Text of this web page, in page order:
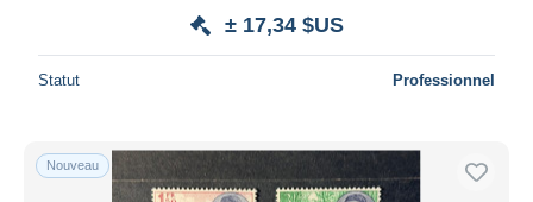
± 17,34 $US
Statut Professionnel
Nouveau